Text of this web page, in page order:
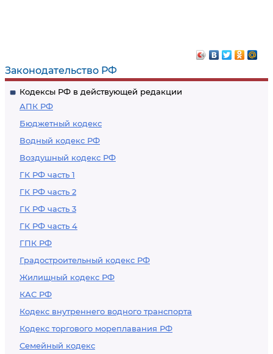
Законодательство РФ
Кодексы РФ в действующей редакции
АПК РФ
Бюджетный кодекс
Водный кодекс РФ
Воздушный кодекс РФ
ГК РФ часть 1
ГК РФ часть 2
ГК РФ часть 3
ГК РФ часть 4
ГПК РФ
Градостроительный кодекс РФ
Жилищный кодекс РФ
КАС РФ
Кодекс внутреннего водного транспорта
Кодекс торгового мореплавания РФ
Семейный кодекс